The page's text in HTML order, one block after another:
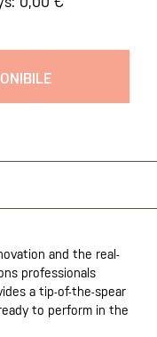
and the real-
professionals
a tip-of-the-spear
to perform in the